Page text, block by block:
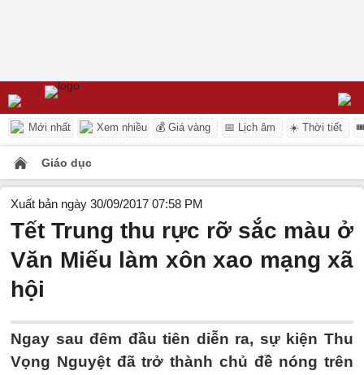
Mới nhất Xem nhiều 💰 Giá vàng 📅 Lịch âm ☀️ Thời tiết
Giáo dục
Xuất bản ngày 30/09/2017 07:58 PM
Tết Trung thu rực rỡ sắc màu ở
Văn Miếu làm xôn xao mạng xã
hội
Ngay sau đêm đầu tiên diễn ra, sự kiện Thu
Vọng Nguyệt đã trở thành chủ đề nóng trên